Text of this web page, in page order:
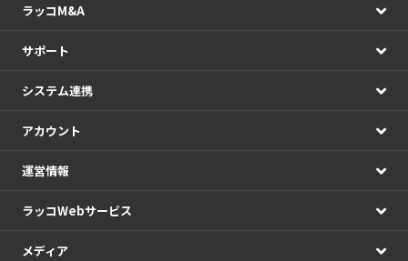
ラッコM&A
サポート
システム連携
アカウント
運営情報
ラッコWebサービス
メディア